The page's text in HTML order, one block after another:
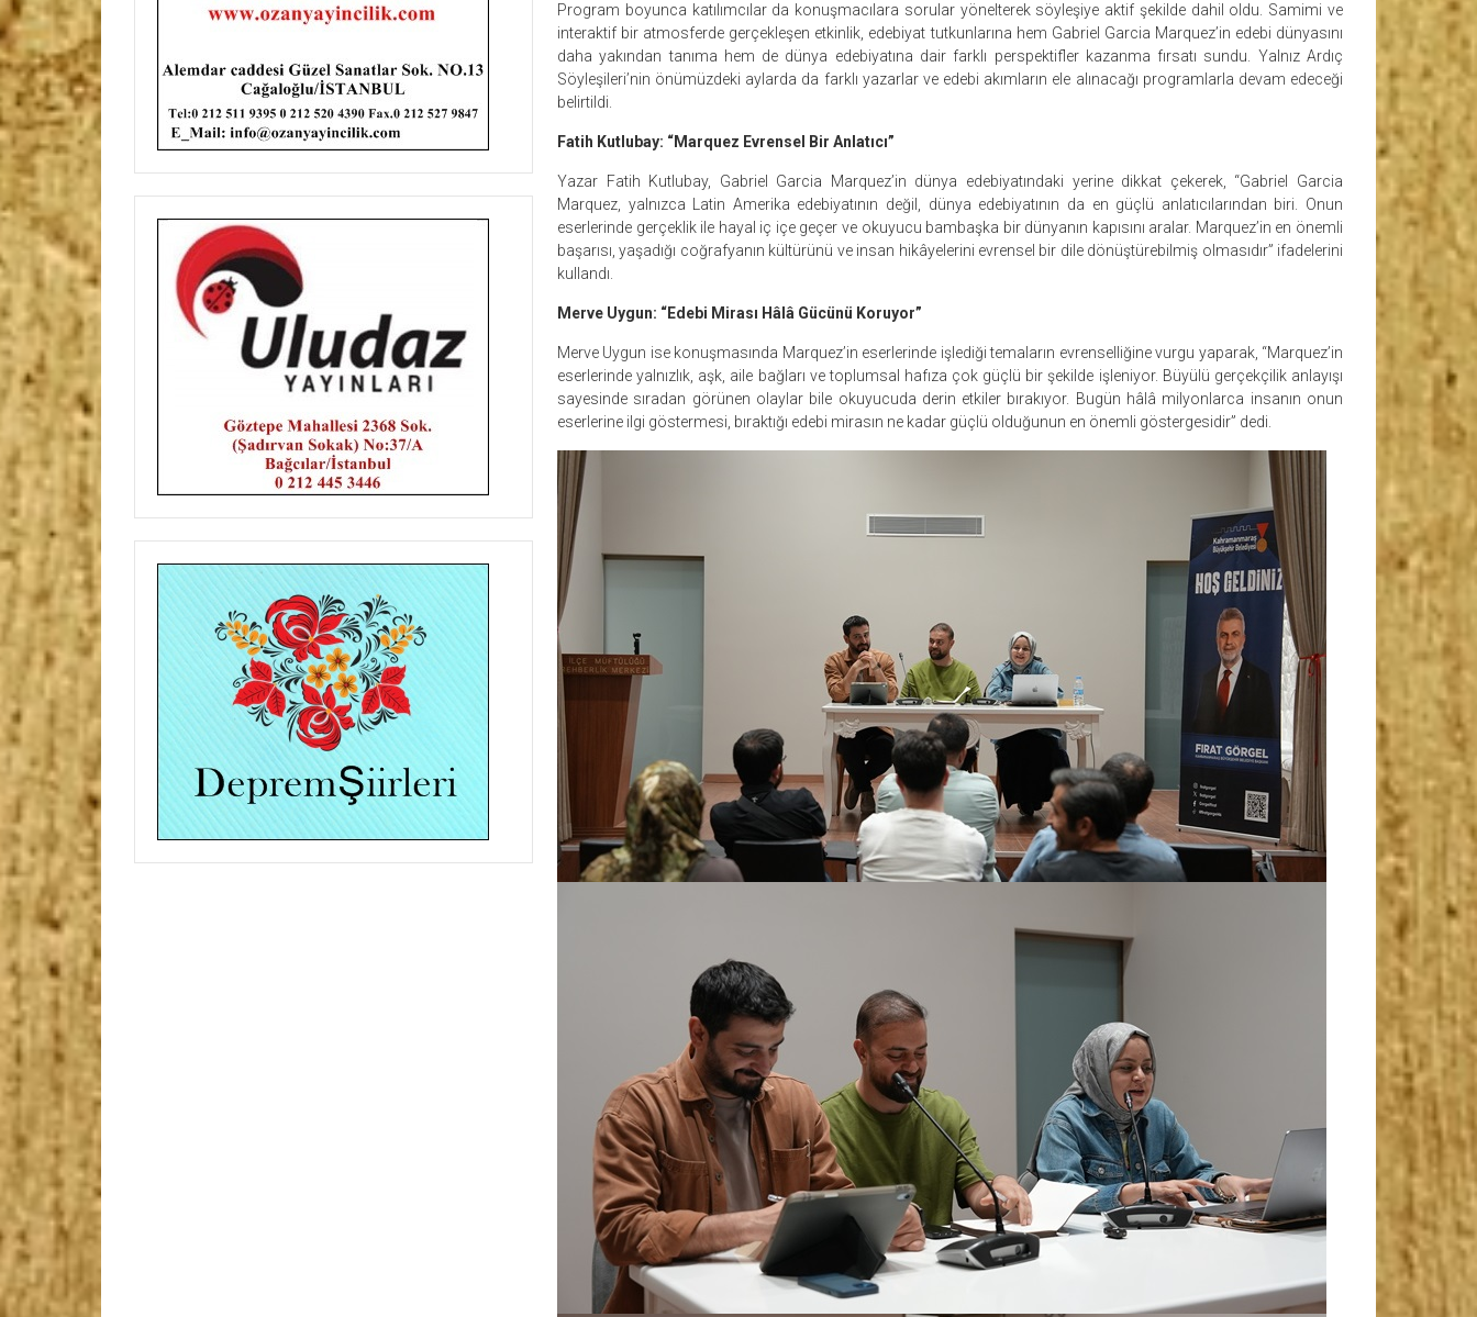
Program boyunca katılımcılar da konuşmacılara sorular yönelterek söyleşiye aktif şekilde dahil oldu. Samimi ve
interaktif bir atmosferde gerçekleşen etkinlik, edebiyat tutkunlarına hem Gabriel Garcia Marquez’in edebi dünyasını
daha yakından tanıma hem de dünya edebiyatına dair farklı perspektifler kazanma fırsatı sundu. Yalnız Ardıç
Söyleşileri’nin önümüzdeki aylarda da farklı yazarlar ve edebi akımların ele alınacağı programlarla devam edeceği
belirtildi.
Fatih Kutlubay: “Marquez Evrensel Bir Anlatıcı”
Yazar Fatih Kutlubay, Gabriel Garcia Marquez’in dünya edebiyatındaki yerine dikkat çekerek, “Gabriel Garcia
Marquez, yalnızca Latin Amerika edebiyatının değil, dünya edebiyatının da en güçlü anlatıcılarından biri. Onun
eserlerinde gerçeklik ile hayal iç içe geçer ve okuyucu bambaşka bir dünyanın kapısını aralar. Marquez’in en önemli
başarısı, yaşadığı coğrafyanın kültürünü ve insan hikâyelerini evrensel bir dile dönüştürebilmiş olmasıdır” ifadelerini
kullandı.
Merve Uygun: “Edebi Mirası Hâlâ Gücünü Koruyor”
Merve Uygun ise konuşmasında Marquez’in eserlerinde işlediği temaların evrenselliğine vurgu yaparak, “Marquez’in
eserlerinde yalnızlık, aşk, aile bağları ve toplumsal hafıza çok güçlü bir şekilde işleniyor. Büyülü gerçekçilik anlayışı
sayesinde sıradan görünen olaylar bile okuyucuda derin etkiler bırakıyor. Bugün hâlâ milyonlarca insanın onun
eserlerine ilgi göstermesi, bıraktığı edebi mirasın ne kadar güçlü olduğunun en önemli göstergesidir” dedi.